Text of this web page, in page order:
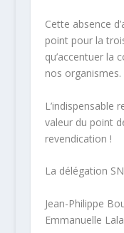
Cette absence
point pour la
qu’accentuer la
nos organismes.
L’indispensable
valeur du point
revendication !
La délégation
Jean-Philippe
Emmanuelle